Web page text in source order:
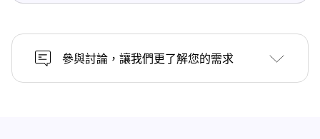
參與討論，讓我們更了解您的需求